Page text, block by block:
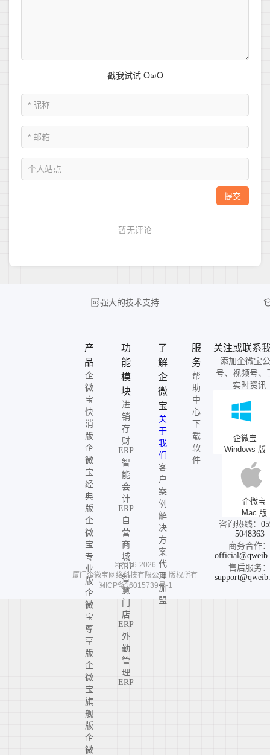
强大的技术支持
产
品
企
微
宝
快
消
版
企
微
宝
经
典
版
企
微
宝
专
业
版
企
微
宝
尊
享
版
企
微
宝
旗
舰
版
企
微
功
能
模
块
进
销
存
财
ERP
智
能
会
计
ERP
自
营
商
城
ERP
智
慧
门
店
ERP
外
勤
管
理
ERP
了
解
企
微
宝
关
于
我
们
客
户
案
例
解
决
方
案
代
理
加
盟
服
务
帮
助
中
心
下
载
软
件
关注或联系
添加企微宝
号、视频号、
实时资讯
企微宝
Windows 版
企微宝
Mac 版
咨询热线：
5048363
商务合作：
售后服务：
©2016-2026
厦门企微宝网络科技有限公司 版权所有
闽ICP备16015739号-1